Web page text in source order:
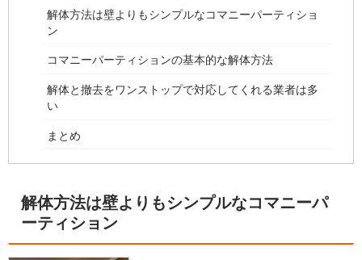
解体方法は壁よりもシンプルなコマニーパーティショ
ン
コマニーパーティションの基本的な解体方法
解体と撤去をワンストップで対応してくれる業者は多
い
まとめ
解体方法は壁よりもシンプルなコマニーパ
ーティション